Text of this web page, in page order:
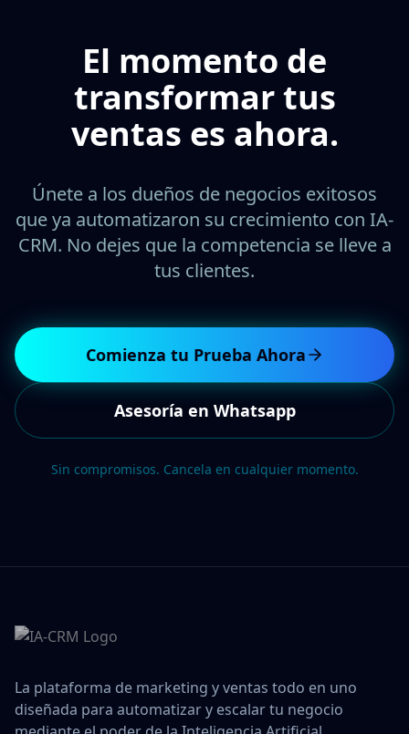
El momento de
transformar tus
ventas es ahora.
Únete a los dueños de negocios exitosos
que ya automatizaron su crecimiento con IA-
CRM. No dejes que la competencia se lleve a
tus clientes.
Comienza tu Prueba Ahora
Asesoría en Whatsapp
Sin compromisos. Cancela en cualquier momento.
La plataforma de marketing y ventas todo en uno
diseñada para automatizar y escalar tu negocio